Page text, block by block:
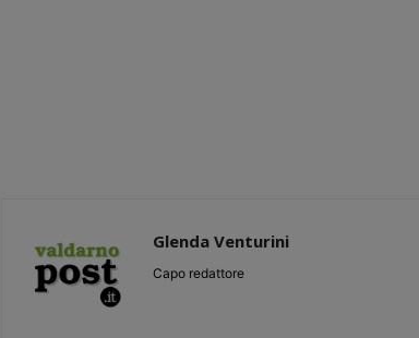
Glenda Venturini
Capo redattore